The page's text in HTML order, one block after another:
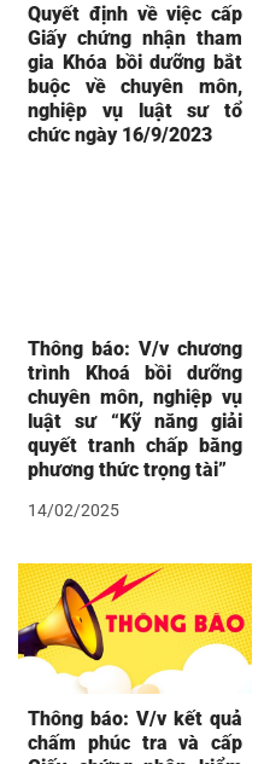
Quyết định về việc cấp
Giấy chứng nhận tham
gia Khóa bồi dưỡng bắt
buộc về chuyên môn,
nghiệp vụ luật sư tổ
chức ngày 16/9/2023
Thông báo: V/v chương
trình Khoá bồi dưỡng
chuyên môn, nghiệp vụ
luật sư “Kỹ năng giải
quyết tranh chấp bằng
phương thức trọng tài”
14/02/2025
Thông báo: V/v kết quả
chấm phúc tra và cấp